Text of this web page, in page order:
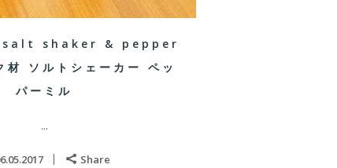
shaker & pepper
ソルトシェーカー ペッ
パーミル
...
Share